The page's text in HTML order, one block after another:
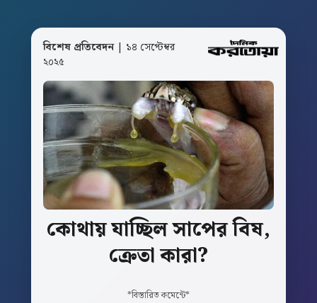
বিশেষ প্রতিবেদন| ১৪ সেপ্টেম্বর
২০২৫
কোথায়যাচ্ছিলসাপের বিষ,
ক্রেতাকারা?
*বিস্তারিত কমেন্টে*